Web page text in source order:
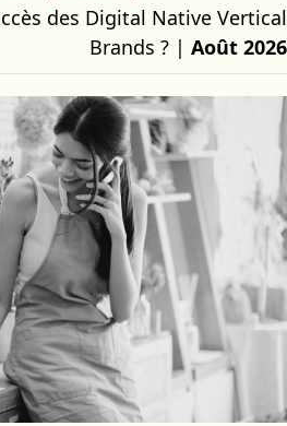
des Digital Native Vertical
Brands ? | Août 2026